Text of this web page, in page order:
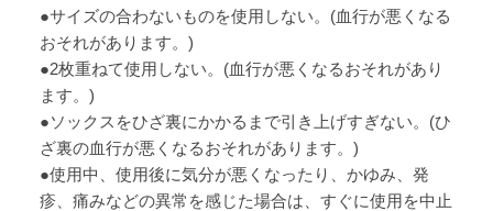
●サイズの合わないものを使用しない。(血行が悪くなる
おそれがあります。)
●2枚重ねて使用しない。(血行が悪くなるおそれがあり
ます。)
●ソックスをひざ裏にかかるまで引き上げすぎない。(ひ
ざ裏の血行が悪くなるおそれがあります。)
●使用中、使用後に気分が悪くなったり、かゆみ、発
疹、痛みなどの異常を感じた場合は、すぐに使用を中止